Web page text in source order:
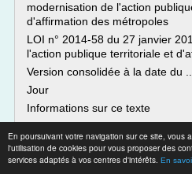
En poursuivant votre navigation sur ce site, vous
l'utilisation de cookies pour vous proposer des
services adaptés à vos centres d'intérêts. En
modernisation de l'action
d'affirmation des métropoles
LOI n° 2014-58 du 27 janvier
l'action publique territoriale et
Version consolidée à la date du ...
Jour
Informations sur ce texte
Textes...
Lire la suite